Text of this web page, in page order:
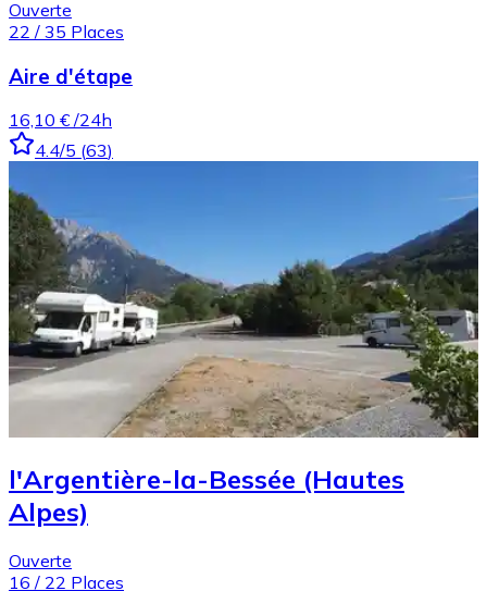
Ouverte
22 / 35 Places
Aire d'étape
16,10 € /24h
4.4/5 (63)
l'Argentière-la-Bessée (Hautes
Alpes)
Ouverte
16 / 22 Places